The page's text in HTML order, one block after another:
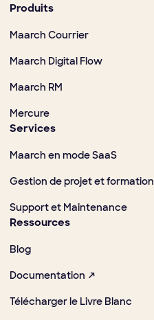
Produits
Maarch Courrier
Maarch Digital Flow
Maarch RM
Mercure
Services
Maarch en mode SaaS
Gestion de projet et formation
Support et Maintenance
Ressources
Blog
Documentation ↗
Télécharger le Livre Blanc